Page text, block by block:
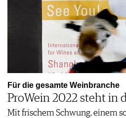
Für die gesamte Weinbranche
ProWein 2022 steht in
Mit frischem Schwung, einem